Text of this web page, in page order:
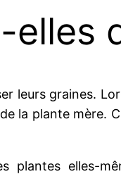
graines.
la plante mère.
plantes elles-